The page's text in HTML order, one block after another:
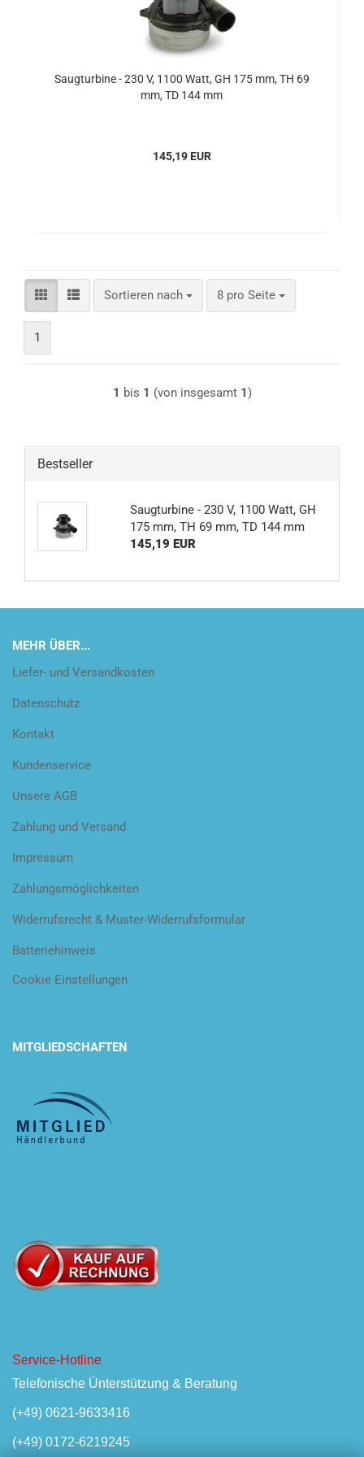
Saugturbine - 230 V, 1100 Watt, GH 175 mm, TH 69
mm, TD 144 mm
145,19 EUR
Sortieren nach
Sortieren nach 8 pro Seite
pro Seite
1
1 bis 1 (von insgesamt 1)
Bestseller
Saugturbine - 230 V, 1100 Watt, GH
175 mm, TH 69 mm, TD 144 mm
145,19 EUR
MEHR ÜBER...
Liefer- und Versandkosten
Datenschutz
Kontakt
Kundenservice
Unsere AGB
Zahlung und Versand
Impressum
Zahlungsmöglichkeiten
Widerrufsrecht & Muster-Widerrufsformular
Batteriehinweis
Cookie Einstellungen
MITGLIEDSCHAFTEN
Service-Hotline
Telefonische Ünterstützung & Beratung
(+49) 0621-9633416
(+49) 0172-6219245